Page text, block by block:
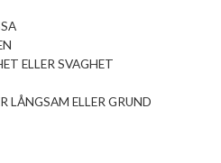
ELLER SVAGHET
LÅNGSAM ELLER GRUND